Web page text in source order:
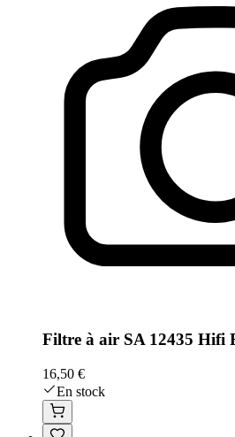
Filtre à air SA 12435 Hifi
16,50 €
En stock